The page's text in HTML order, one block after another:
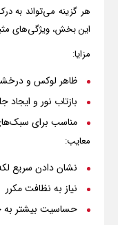
هر گزینه می‌تواند به
این بخش، ویژگی‌های
مزایا:
ظاهر لوکس و
بازتاب نور و
مناسب برای
معایب:
نشان دادن سریع
نیاز به نظافت مکرر
حساسیت بیشتر